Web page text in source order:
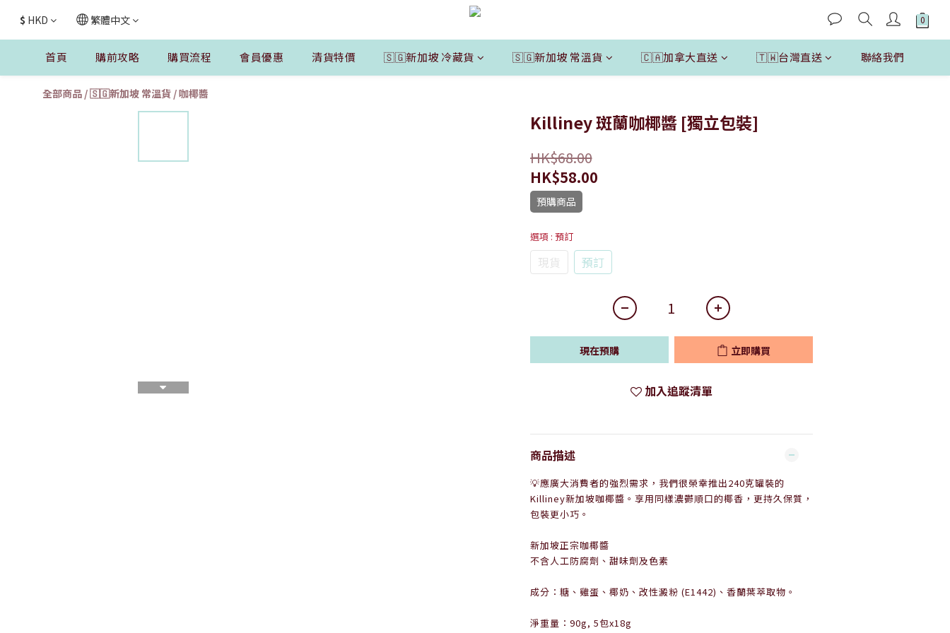
$ HKD 繁體中文
首頁 購前攻略 購買流程 會員優惠 清貨特價 🇸🇬新加坡 冷藏貨 🇸🇬新加坡 常溫貨 🇨🇦加拿大直送 🇹🇼台灣直送 聯絡我們
全部商品 /🇸🇬新加坡 常溫貨 /咖椰醬
Killiney 斑蘭咖椰醬 [獨立包裝]
HK$68.00
HK$58.00
預購商品
選項 : 預訂
現貨 預訂
現在預購 立即購買
加入追蹤清單
商品描述
💡應廣大消費者的強烈需求，我們很榮幸推出240克罐裝的
Killiney新加坡咖椰醬。享用同樣濃鬱順口的椰香，更持久保質，
包裝更小巧。
新加坡正宗咖椰醬
不含人工防腐劑、甜味劑及色素
成分：糖、雞蛋、椰奶、改性澱粉 (E1442)、香蘭葉萃取物。
淨重量：90g, 5包x18g